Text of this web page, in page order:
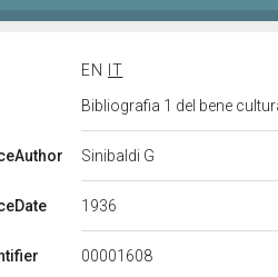
EN
IT
Bibliografia 1 del bene
Sinibaldi G
1936
00001608